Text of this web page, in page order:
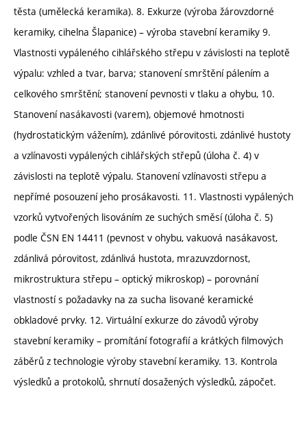
těsta (umělecká keramika). 8. Exkurze (výroba žárovzdorné
keramiky, cihelna Šlapanice) – výroba stavební keramiky 9.
Vlastnosti vypáleného cihlářského střepu v závislosti na teplotě
výpalu: vzhled a tvar, barva; stanovení smrštění pálením a
celkového smrštění; stanovení pevnosti v tlaku a ohybu, 10.
Stanovení nasákavosti (varem), objemové hmotnosti
(hydrostatickým vážením), zdánlivé pórovitosti, zdánlivé hustoty
a vzlínavosti vypálených cihlářských střepů (úloha č. 4) v
závislosti na teplotě výpalu. Stanovení vzlínavosti střepu a
nepřímé posouzení jeho prosákavosti. 11. Vlastnosti vypálených
vzorků vytvořených lisováním ze suchých směsí (úloha č. 5)
podle ČSN EN 14411 (pevnost v ohybu, vakuová nasákavost,
zdánlivá pórovitost, zdánlivá hustota, mrazuvzdornost,
mikrostruktura střepu – optický mikroskop) – porovnání
vlastností s požadavky na za sucha lisované keramické
obkladové prvky. 12. Virtuální exkurze do závodů výroby
stavební keramiky – promítání fotografií a krátkých filmových
záběrů z technologie výroby stavební keramiky. 13. Kontrola
výsledků a protokolů, shrnutí dosažených výsledků, zápočet.